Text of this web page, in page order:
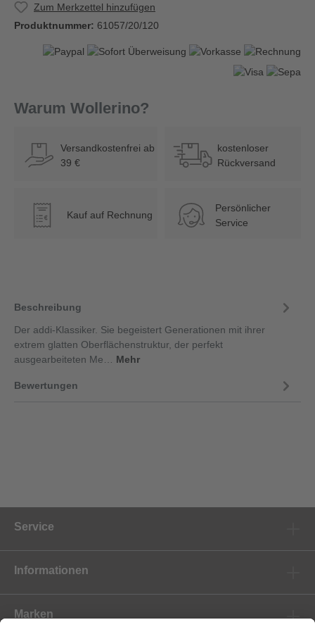
Zum Merkzettel hinzufügen
Produktnummer: 61057/20/120
Warum Wollerino?
Versandkostenfrei ab
39 €
kostenloser
Rückversand
€ Kauf auf Rechnung
Persönlicher
Service
Beschreibung
Der addi-Klassiker. Sie begeistert Generationen mit ihrer
extrem glatten Oberflächenstruktur, der perfekt
ausgearbeiteten Me… Mehr
Bewertungen
Service
Informationen
Marken